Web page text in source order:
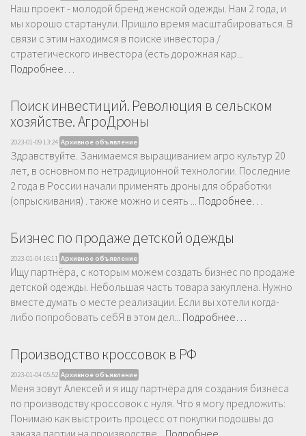
Наш проект - молодой бренд женской одежды. Нам 2 года, и
мы хорошо стартанули. Пришло время масштабироваться. В
связи с этим находимся в поиске инвестора /
стратегического инвестора (есть дорожная кар...
Подробнее…
Поиск инвестиций. Революция в сельском
хозяйстве. АгроДроны
2023-01-09 13:24 Архивное объявление
Здравствуйте. Занимаемся выращиванием агро культур 20
лет, в основном по нетрадиционной технологии. Последние
2 года в России начали применять дроны для обработки
(опрыскивания) . также можно и сеять ... Подробнее…
Бизнес по продаже детской одежды
2023-01-04 16:11 Архивное объявление
Ищу партнёра, с которым можем создать бизнес по продаже
детской одежды. Небольшая часть товара закуплена. Нужно
вместе думать о месте реализации. Если вы хотели когда-
либо попробовать себЯ в этом дел... Подробнее…
Производство кроссовок в РФ
2023-01-04 05:52 Архивное объявление
Меня зовут Алексей и я ищу партнёра для создания бизнеса
по производству кроссовок с нуля. Что я могу предложить:
Понимаю как выстроить процесс от покупки подошвы до
заказа партии на производстве... Подробнее…